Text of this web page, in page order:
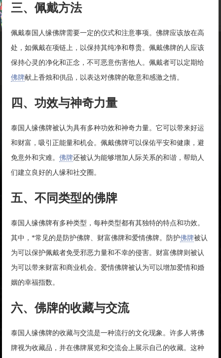
三、佩戴方法
佩戴泰国人缘佛牌需要一定的仪式和注意事项。佛牌应该放在高
处，如佩戴在项链上，以保持其纯净和尊贵。佩戴佛牌的人应该
保持心灵的净化和正念，不可恶意伤害他人。佩戴者可以定期给
佛牌献上香烛和供品，以表达对佛牌的敬意和感激之情。
四、功效与神奇力量
泰国人缘佛牌被认为具有多种功效和神奇力量。它可以带来好运
和财富，吸引正能量和机会。佩戴佛牌可以保佑平安和健康，避
免意外和灾难。佛牌还被认为能够增加人际关系的和谐，帮助人
们建立良好的人缘和社交圈。
五、不同类型的佛牌
泰国人缘佛牌有多种类型，每种类型都有其独特的特点和功效。
其中，*常见的是防护佛牌、财富佛牌和爱情佛牌。防护佛牌被认
为可以保护佩戴者免受邪恶力量和不幸的侵害。财富佛牌则被认
为可以带来财富和商业机会。爱情佛牌被认为可以增加爱情和婚
姻的幸福指数。
六、佛牌的收藏与交流
泰国人缘佛牌的收藏与交流是一种流行的文化现象。许多人将佛
牌视为收藏品，并在佛牌展览和交流会上展示自己的收藏。这种